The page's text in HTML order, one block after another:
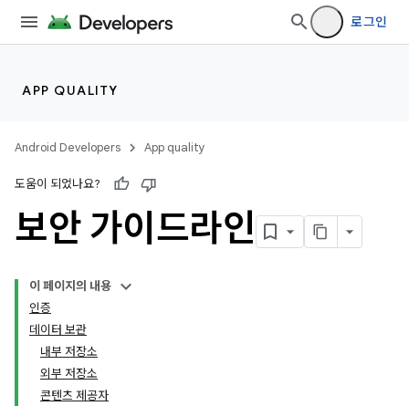
로그인
APP QUALITY
Android Developers App quality
도움이 되었나요?
보안 가이드라인
이 페이지의 내용
인증
데이터 보관
내부 저장소
외부 저장소
콘텐츠 제공자